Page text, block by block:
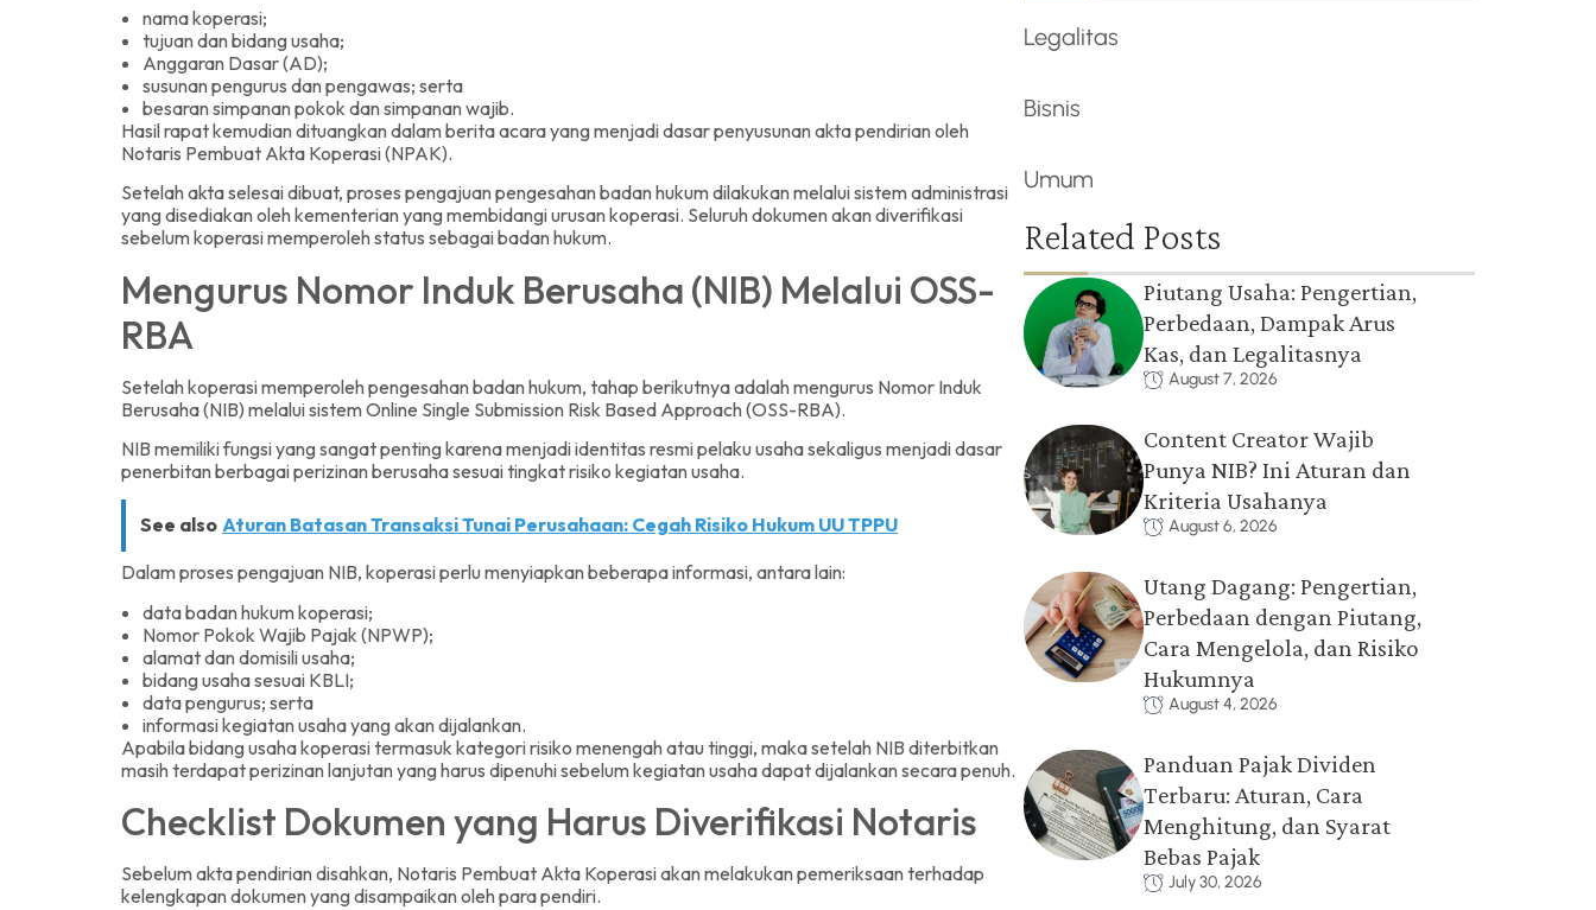
nama koperasi;
tujuan dan bidang usaha;
Anggaran Dasar (AD);
susunan pengurus dan pengawas; serta
besaran simpanan pokok dan simpanan wajib.
Hasil rapat kemudian dituangkan dalam berita acara yang menjadi dasar penyusunan akta pendirian oleh
Notaris Pembuat Akta Koperasi (NPAK).
Setelah akta selesai dibuat, proses pengajuan pengesahan badan hukum dilakukan melalui sistem administrasi
yang disediakan oleh kementerian yang membidangi urusan koperasi. Seluruh dokumen akan diverifikasi
sebelum koperasi memperoleh status sebagai badan hukum.
Mengurus Nomor Induk Berusaha (NIB) Melalui OSS-
RBA
Setelah koperasi memperoleh pengesahan badan hukum, tahap berikutnya adalah mengurus Nomor Induk
Berusaha (NIB) melalui sistem Online Single Submission Risk Based Approach (OSS-RBA).
NIB memiliki fungsi yang sangat penting karena menjadi identitas resmi pelaku usaha sekaligus menjadi dasar
penerbitan berbagai perizinan berusaha sesuai tingkat risiko kegiatan usaha.
See also Aturan Batasan Transaksi Tunai Perusahaan: Cegah Risiko Hukum UU TPPU
Dalam proses pengajuan NIB, koperasi perlu menyiapkan beberapa informasi, antara lain:
data badan hukum koperasi;
Nomor Pokok Wajib Pajak (NPWP);
alamat dan domisili usaha;
bidang usaha sesuai KBLI;
data pengurus; serta
informasi kegiatan usaha yang akan dijalankan.
Apabila bidang usaha koperasi termasuk kategori risiko menengah atau tinggi, maka setelah NIB diterbitkan
masih terdapat perizinan lanjutan yang harus dipenuhi sebelum kegiatan usaha dapat dijalankan secara penuh.
Checklist Dokumen yang Harus Diverifikasi Notaris
Sebelum akta pendirian disahkan, Notaris Pembuat Akta Koperasi akan melakukan pemeriksaan terhadap
kelengkapan dokumen yang disampaikan oleh para pendiri.
Legalitas
Bisnis
Umum
Related Posts
Piutang Usaha: Pengertian,
Perbedaan, Dampak Arus
Kas, dan Legalitasnya
August 7, 2026
Content Creator Wajib
Punya NIB? Ini Aturan dan
Kriteria Usahanya
August 6, 2026
Utang Dagang: Pengertian,
Perbedaan dengan Piutang,
Cara Mengelola, dan Risiko
Hukumnya
August 4, 2026
Panduan Pajak Dividen
Terbaru: Aturan, Cara
Menghitung, dan Syarat
Bebas Pajak
July 30, 2026